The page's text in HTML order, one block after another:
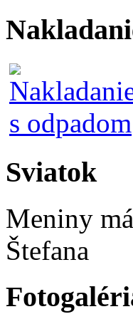
Sviatok
Meniny má
Štefana